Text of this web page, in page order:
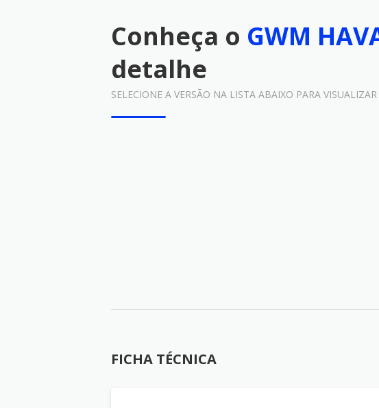
Conheça o GWM
detalhe
SELECIONE A VERSÃO NA LISTA ABAIXO PARA
FICHA TÉCNICA